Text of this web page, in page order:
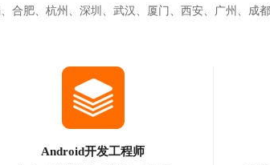
肥、杭州、深圳、武汉、厦门、西安、广州、成都
Android开发工程师